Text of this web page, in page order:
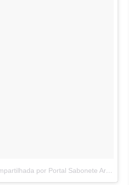
Uma publicação compartilhada por Portal Sabonete Artesanal (@sabonete.artesanal)